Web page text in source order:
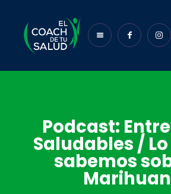
Podcast:
Saludables /
sabemos